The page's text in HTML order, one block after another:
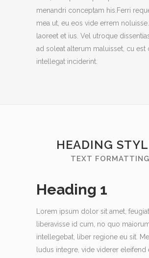
menandri conceptam his.Ferri
mea ut, eu eos vide errem
laoreet et ius. Vel utroque
ad soleat alterum maluisset, cu est
intellegat inciderint.
HEADING
TEXT FORMATTING
Heading 1
Lorem ipsum dolor sit amet,
liberavisse id cum, no quo
intellegebat, liber regione eu sit.
ludus integre, vide viderer eleifend